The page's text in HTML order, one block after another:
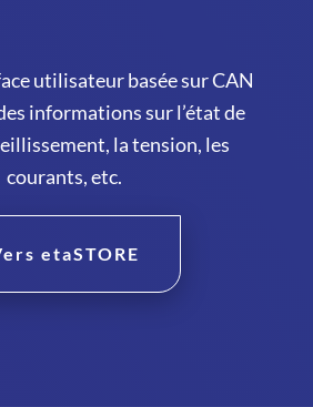
utilisateur basée sur CAN
informations sur l’état de
la tension, les
courants, etc.
etaSTORE